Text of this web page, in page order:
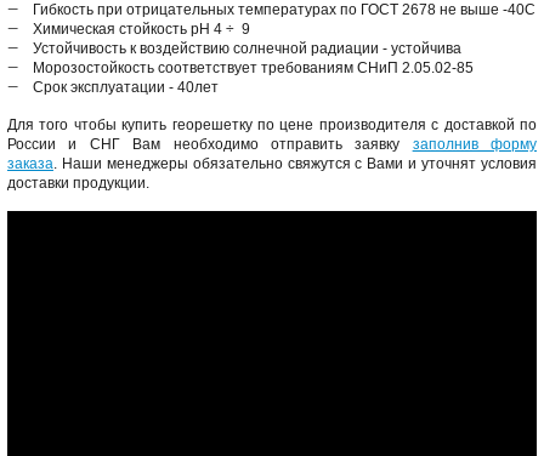
Гибкость при отрицательных температурах по ГОСТ 2678 не выше -40С
Химическая стойкость pH 4 ÷ 9
Устойчивость к воздействию солнечной радиации - устойчива
Морозостойкость соответствует требованиям СНиП 2.05.02-85
Срок эксплуатации - 40лет
Для того чтобы купить георешетку по цене производителя с доставкой по
России и СНГ Вам необходимо отправить заявку заполнив форму
заказа. Наши менеджеры обязательно свяжутся с Вами и уточнят условия
доставки продукции.